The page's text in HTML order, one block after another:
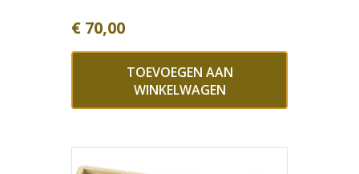
€ 70,00
TOEVOEGEN AAN
WINKELWAGEN